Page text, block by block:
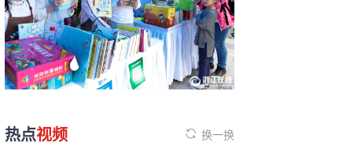
热点视频 换一换